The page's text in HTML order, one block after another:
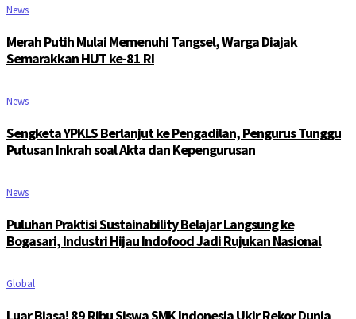
News
Merah Putih Mulai Memenuhi Tangsel, Warga Diajak
Semarakkan HUT ke-81 RI
News
Sengketa YPKLS Berlanjut ke Pengadilan, Pengurus Tunggu
Putusan Inkrah soal Akta dan Kepengurusan
News
Puluhan Praktisi Sustainability Belajar Langsung ke
Bogasari, Industri Hijau Indofood Jadi Rujukan Nasional
Global